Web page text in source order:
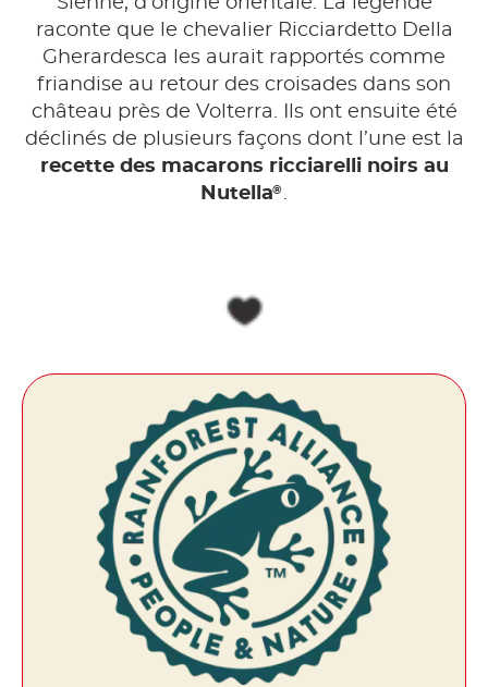
raconte que le chevalier Ricciardetto Della
Gherardesca les aurait rapportés comme
friandise au retour des croisades dans son
château près de Volterra. Ils ont ensuite été
déclinés de plusieurs façons dont l’une est la
recette des macarons ricciarelli noirs au
Nutella®.